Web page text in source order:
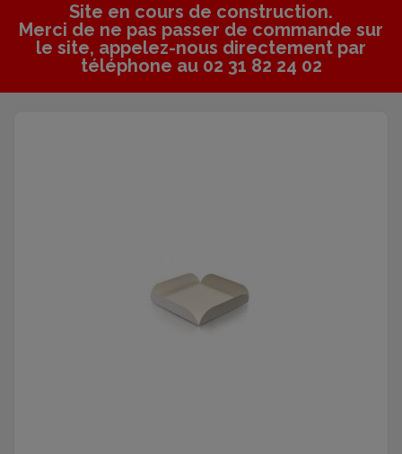
Site en cours de construction.
Merci de ne pas passer de commande sur
le site, appelez-nous directement par
téléphone au 02 31 82 24 02